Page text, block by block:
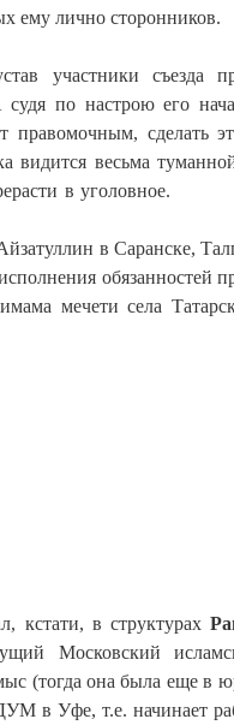
ему лично сторонников.
участники съезда
по настрою его
сделать
видится весьма
в уголовное.
в Саранске,
мечети села
кстати, в структурах
Московский
(тогда она была еще
в Уфе, т.е. начинает